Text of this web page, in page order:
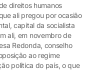
direitos humanos
ali pregou por ocasião
capital da socialista
ali, em novembro de
Redonda, conselho
ao regime
política do país, o que